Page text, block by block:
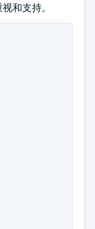
和支持。